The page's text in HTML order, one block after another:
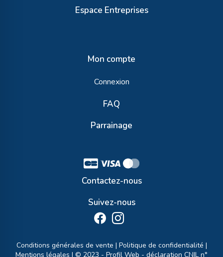
Espace Entreprises
Mon compte
Connexion
FAQ
Parrainage
Contactez-nous
Suivez-nous
Conditions générales de vente | Politique de confidentialité |
Mentions légales | © 2023 - Profil Web - déclaration CNIL n°